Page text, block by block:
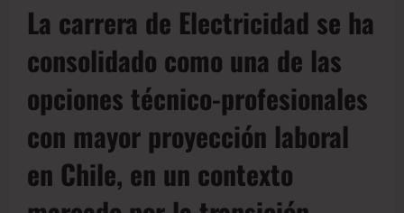
La carrera de Electricidad se ha
consolidado como una de las
opciones técnico-profesionales
con mayor proyección laboral
en Chile, en un contexto